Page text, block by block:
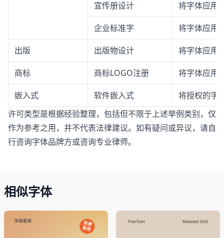
宣传册设计 将字体应用
企业标准字 将字体应用
出版 出版物设计 将字体应用
商标 商标LOGO注册 将字体应用
嵌入式 软件嵌入式
将授权的字
许可类型是根据经验整理，包括但不限于上述举例类别，仅
作为参考之用，并不代表法律建议。如有疑问或异议，请自
行咨询字体品牌方或咨询专业律师。
相似字体